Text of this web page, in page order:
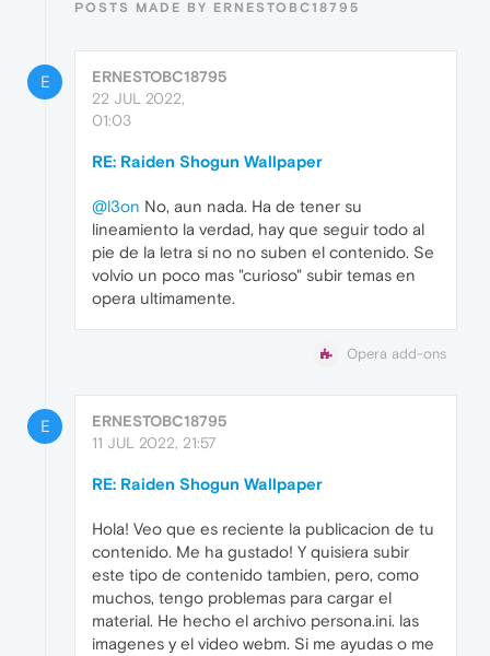
POSTS MADE BY ERNESTOBC18795
E
ERNESTOBC18795
22 JUL 2022,
01:03
RE: Raiden Shogun Wallpaper
@l3on No, aun nada. Ha de tener su
lineamiento la verdad, hay que seguir todo al
pie de la letra si no no suben el contenido. Se
volvio un poco mas "curioso" subir temas en
opera ultimamente.
Opera add-ons
E
ERNESTOBC18795
11 JUL 2022, 21:57
RE: Raiden Shogun Wallpaper
Hola! Veo que es reciente la publicacion de tu
contenido. Me ha gustado! Y quisiera subir
este tipo de contenido tambien, pero, como
muchos, tengo problemas para cargar el
material. He hecho el archivo persona.ini. las
imagenes y el video webm. Si me ayudas o me